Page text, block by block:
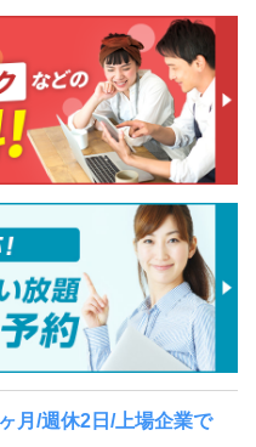
月/週休2日/上場企業で